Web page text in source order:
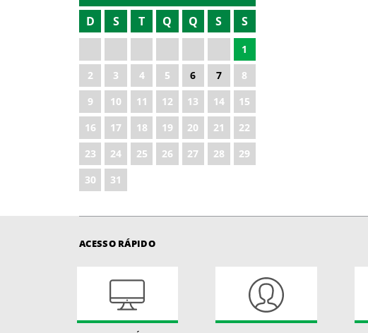
2020
2021
2022
2024
2025
2026
D S T Q Q S S
1
2
3 4 5 6 7
8
9
10 11 12 13 14
15
16
17 18 19 20 21
22
23
24 25 26 27 28
29
30
31
ACESSO RÁPIDO